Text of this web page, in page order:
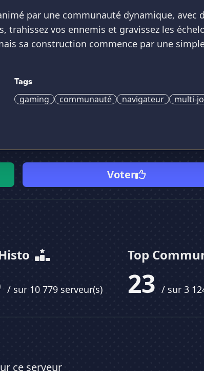
par une communauté dynamique, avec
trahissez vos ennemis et gravissez les
sa construction commence par une
Tags
gaming communauté navigateur multi-
Voter
/ sur 10 779 serveur(s)
Top
23 / sur 3
ce serveur